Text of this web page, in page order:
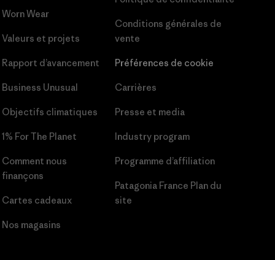
Worn Wear
Valeurs et projets
Rapport d’avancement
Business Unusual
Objectifs climatiques
1% For The Planet
Comment nous
finançons
Cartes cadeaux
Nos magasins
Conditions générales de
vente
Préférences de cookie
Carrières
Presse et media
Industry program
Programme d’affiliation
Patagonia France Plan du
site